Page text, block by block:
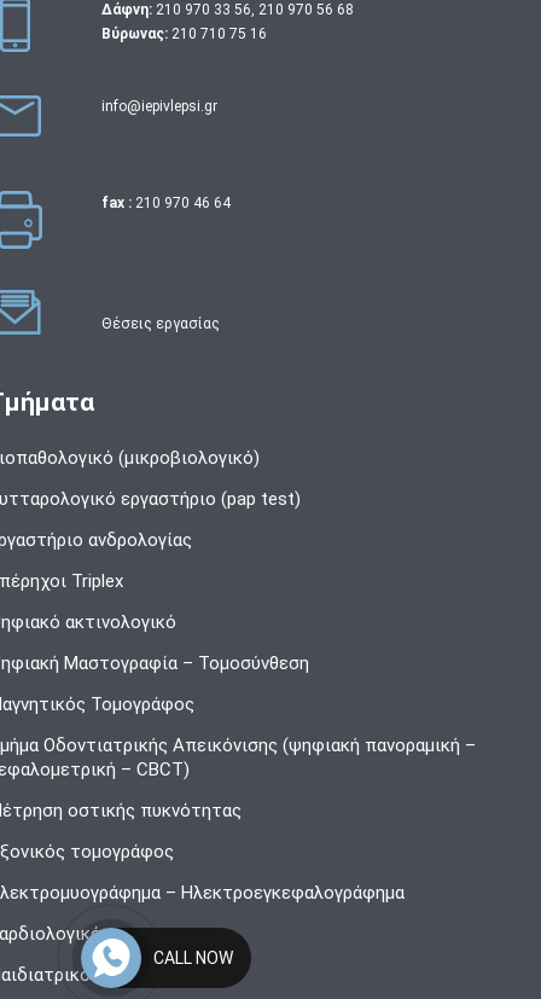
Δάφνη: 210 970 33 56, 210 970 56 68
Βύρωνας: 210 710 75 16
info@iepivlepsi.gr
fax :210 970 46 64
Θέσεις εργασίας
(μικροβιολογικό)
εργαστήριο (pap test)
ανδρολογίας
Triplex
ακτινολογικό
Μαστογραφία – Τομοσύνθεση
Τομογράφος
Οδοντιατρικής Απεικόνισης (ψηφιακή πανοραμική –
– CBCT)
οστικής πυκνότητας
τομογράφος
– Ηλεκτροεγκεφαλογράφημα
εργαστήριο
CALL NOW